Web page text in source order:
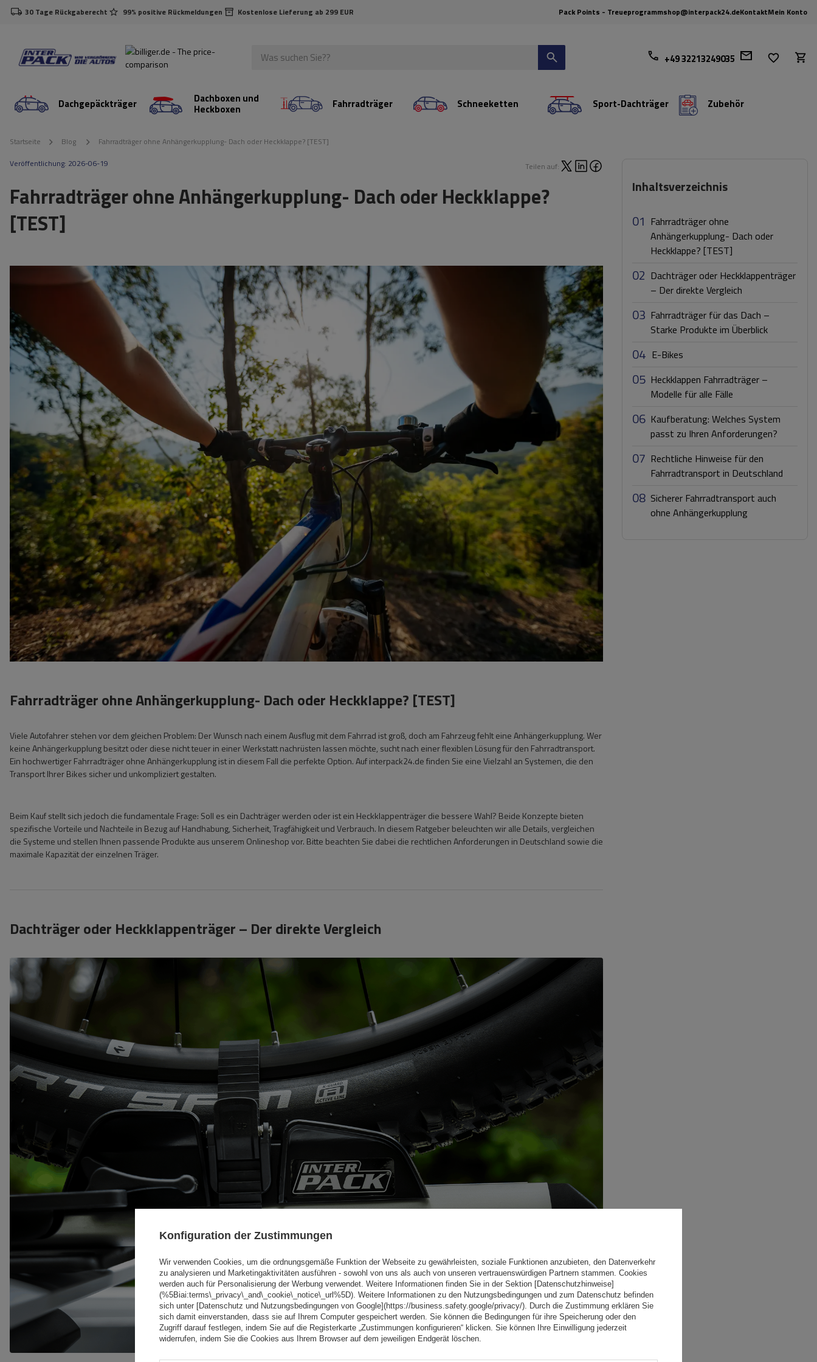
30 Tage Rückgaberecht 99% positive Rückmeldungen Kostenlose Lieferung ab 299 EUR Pack Points - Treueprogrammshop@interpack24.deKontaktMein Konto
+49 32213249035
Dachgepäckträger Dachboxen und
Heckboxen Fahrradträger Schneeketten Sport-Dachträger Zubehör
Startseite Blog Fahrradträger ohne Anhängerkupplung- Dach oder Heckklappe? [TEST]
Inhaltsverzeichnis
01 Fahrradträger ohne
Anhängerkupplung- Dach oder
Heckklappe? [TEST]
02 Dachträger oder Heckklappenträger
– Der direkte Vergleich
03 Fahrradträger für das Dach –
Starke Produkte im Überblick
04 E-Bikes
05 Heckklappen Fahrradträger –
Modelle für alle Fälle
06 Kaufberatung: Welches System
passt zu Ihren Anforderungen?
07 Rechtliche Hinweise für den
Fahrradtransport in Deutschland
08 Sicherer Fahrradtransport auch
ohne Anhängerkupplung
Veröffentlichung: 2026-06-19 Teilen auf:
Fahrradträger ohne Anhängerkupplung- Dach oder Heckklappe?
[TEST]
Fahrradträger ohne Anhängerkupplung- Dach oder Heckklappe? [TEST]
Viele Autofahrer stehen vor dem gleichen Problem: Der Wunsch nach einem Ausflug mit dem Fahrrad ist groß, doch am Fahrzeug fehlt eine Anhängerkupplung. Wer
keine Anhängerkupplung besitzt oder diese nicht teuer in einer Werkstatt nachrüsten lassen möchte, sucht nach einer flexiblen Lösung für den Fahrradtransport.
Ein hochwertiger Fahrradträger ohne Anhängerkupplung ist in diesem Fall die perfekte Option. Auf interpack24.de finden Sie eine Vielzahl an Systemen, die den
Transport Ihrer Bikes sicher und unkompliziert gestalten.
Beim Kauf stellt sich jedoch die fundamentale Frage: Soll es ein Dachträger werden oder ist ein Heckklappenträger die bessere Wahl? Beide Konzepte bieten
spezifische Vorteile und Nachteile in Bezug auf Handhabung, Sicherheit, Tragfähigkeit und Verbrauch. In diesem Ratgeber beleuchten wir alle Details, vergleichen
die Systeme und stellen Ihnen passende Produkte aus unserem Onlineshop vor. Bitte beachten Sie dabei die rechtlichen Anforderungen in Deutschland sowie die
maximale Kapazität der einzelnen Träger.
Dachträger oder Heckklappenträger – Der direkte Vergleich
Konfiguration der Zustimmungen
Wir verwenden Cookies, um die ordnungsgemäße Funktion der Webseite zu gewährleisten, soziale Funktionen anzubieten, den Datenverkehr
zu analysieren und Marketingaktivitäten ausführen - sowohl von uns als auch von unseren vertrauenswürdigen Partnern stammen. Cookies
werden auch für Personalisierung der Werbung verwendet. Weitere Informationen finden Sie in der Sektion [Datenschutzhinweise]
(%5Biai:terms\_privacy\_and\_cookie\_notice\_url%5D). Weitere Informationen zu den Nutzungsbedingungen und zum Datenschutz befinden
sich unter [Datenschutz und Nutzungsbedingungen von Google](https://business.safety.google/privacy/). Durch die Zustimmung erklären Sie
sich damit einverstanden, dass sie auf Ihrem Computer gespeichert werden. Sie können die Bedingungen für ihre Speicherung oder den
Zugriff darauf festlegen, indem Sie auf die Registerkarte „Zustimmungen konfigurieren“ klicken. Sie können Ihre Einwilligung jederzeit
widerrufen, indem Sie die Cookies aus Ihrem Browser auf dem jeweiligen Endgerät löschen.